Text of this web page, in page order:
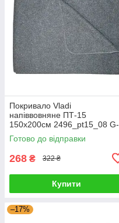
Покривало Vladi
напіввовняне ПТ-15
150x200см 2496_pt15_08 G-
Rich
Готово до відправки
268 ₴ 322 ₴
Купити
–17%